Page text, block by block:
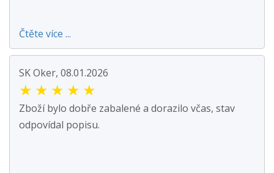
Čtěte více ...
SK Oker, 08.01.2026
★ ★ ★ ★ ★
Zboží bylo dobře zabalené a dorazilo včas, stav
odpovídal popisu.